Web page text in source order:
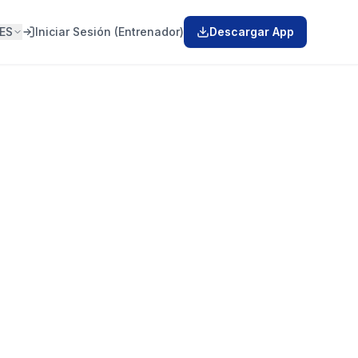
ES Iniciar Sesión (Entrenador) Descargar App